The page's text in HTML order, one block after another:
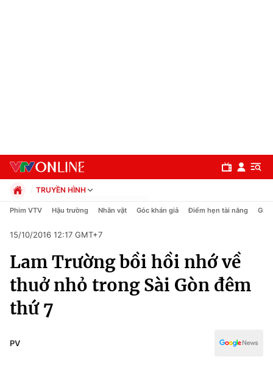
Chuyên mục
Chính trị
Xã hội
Pháp luật
TRUYỀN HÌNH
Chính trị
Pháp luật
Kinh tế
Thể thao
Truyền hình
Văn hóa - Giải trí
Y tế
Phim VTV Hậu trường Nhân vật Góc khán giả Điểm hẹn tài năng Giải
15/10/2016 12:17 GMT+7
Lam Trường bồi hồi nhớ về
thuở nhỏ trong Sài Gòn đêm
thứ 7
PV